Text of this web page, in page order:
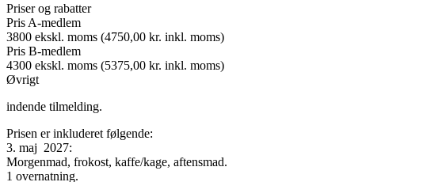
Priser og rabatter
Pris A-medlem
3800 ekskl. moms (4750,00 kr. inkl. moms)
Pris B-medlem
4300 ekskl. moms (5375,00 kr. inkl. moms)
Øvrigt
indende tilmelding.
Prisen er inkluderet følgende:
3. maj 2027:
Morgenmad, frokost, kaffe/kage, aftensmad.
1 overnatning.